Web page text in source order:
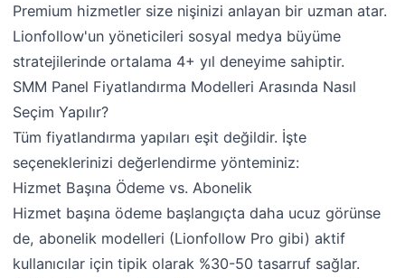
Premium hizmetler size nişinizi anlayan bir uzman atar.
Lionfollow'un yöneticileri sosyal medya büyüme
stratejilerinde ortalama 4+ yıl deneyime sahiptir.
SMM Panel Fiyatlandırma Modelleri Arasında Nasıl
Seçim Yapılır?
Tüm fiyatlandırma yapıları eşit değildir. İşte
seçeneklerinizi değerlendirme yönteminiz:
Hizmet Başına Ödeme vs. Abonelik
Hizmet başına ödeme başlangıçta daha ucuz görünse
de, abonelik modelleri (Lionfollow Pro gibi) aktif
kullanıcılar için tipik olarak %30-50 tasarruf sağlar.